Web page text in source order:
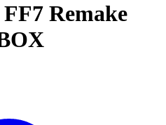
Remake